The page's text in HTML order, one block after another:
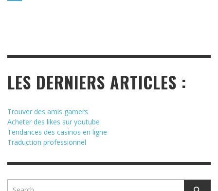
LES DERNIERS ARTICLES :
Trouver des amis gamers
Acheter des likes sur youtube
Tendances des casinos en ligne
Traduction professionnel